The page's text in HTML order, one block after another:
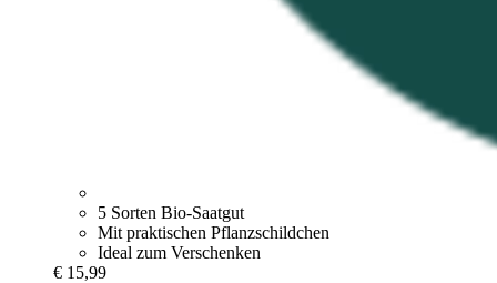
5 Sorten Bio-Saatgut
Mit praktischen Pflanzschildchen
Ideal zum Verschenken
€ 15,99